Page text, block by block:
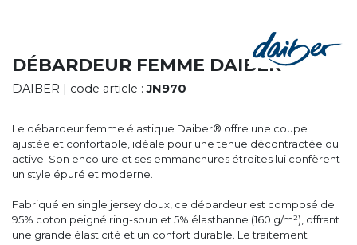
DÉBARDEUR FEMME DAIBER
DAIBER | code article :JN970
Le débardeur femme élastique Daiber® offre une coupe
ajustée et confortable, idéale pour une tenue décontractée ou
active. Son encolure et ses emmanchures étroites lui confèrent
un style épuré et moderne.
Fabriqué en single jersey doux, ce débardeur est composé de
95% coton peigné ring-spun et 5% élasthanne (160 g/m²), offrant
une grande élasticité et un confort durable. Le traitement